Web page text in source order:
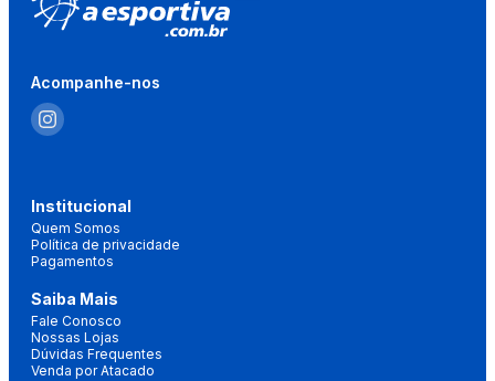
Acompanhe-nos
Institucional
Quem Somos
Política de privacidade
Pagamentos
Saiba Mais
Fale Conosco
Nossas Lojas
Dúvidas Frequentes
Venda por Atacado